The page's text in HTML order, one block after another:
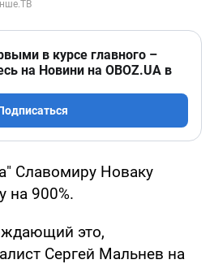
в курсе главного –
на Новини на OBOZ.UA в
Славомиру Новаку
на 900%.
это,
Сергей Мальнев на